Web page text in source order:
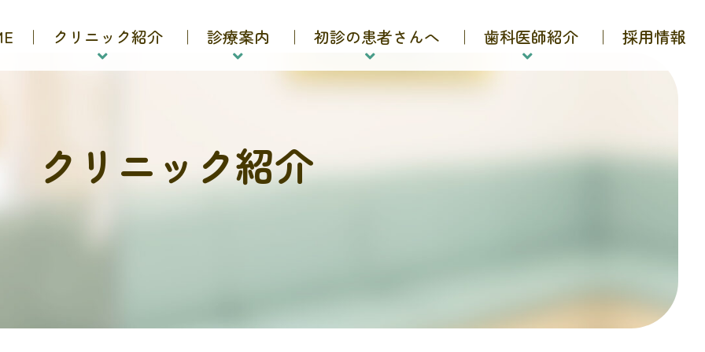
クリニック紹介 診療案内 初診の患者さんへ 歯科医師紹介 採用情報
クリニック紹介